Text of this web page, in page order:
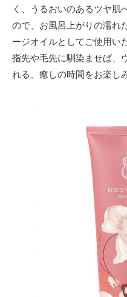
く、うるおいのあるツヤ肌
ので、お風呂上がりの濡れ
ージオイルとしてご使用い
指先や毛先に馴染ませば、
れる、癒しの時間をお楽し